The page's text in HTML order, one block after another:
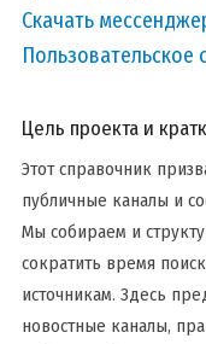
Скачать
Пользовательское
Цель проекта и
Этот справочник
публичные каналы и
Мы собираем и
сократить время
источникам. Здесь
новостные каналы,